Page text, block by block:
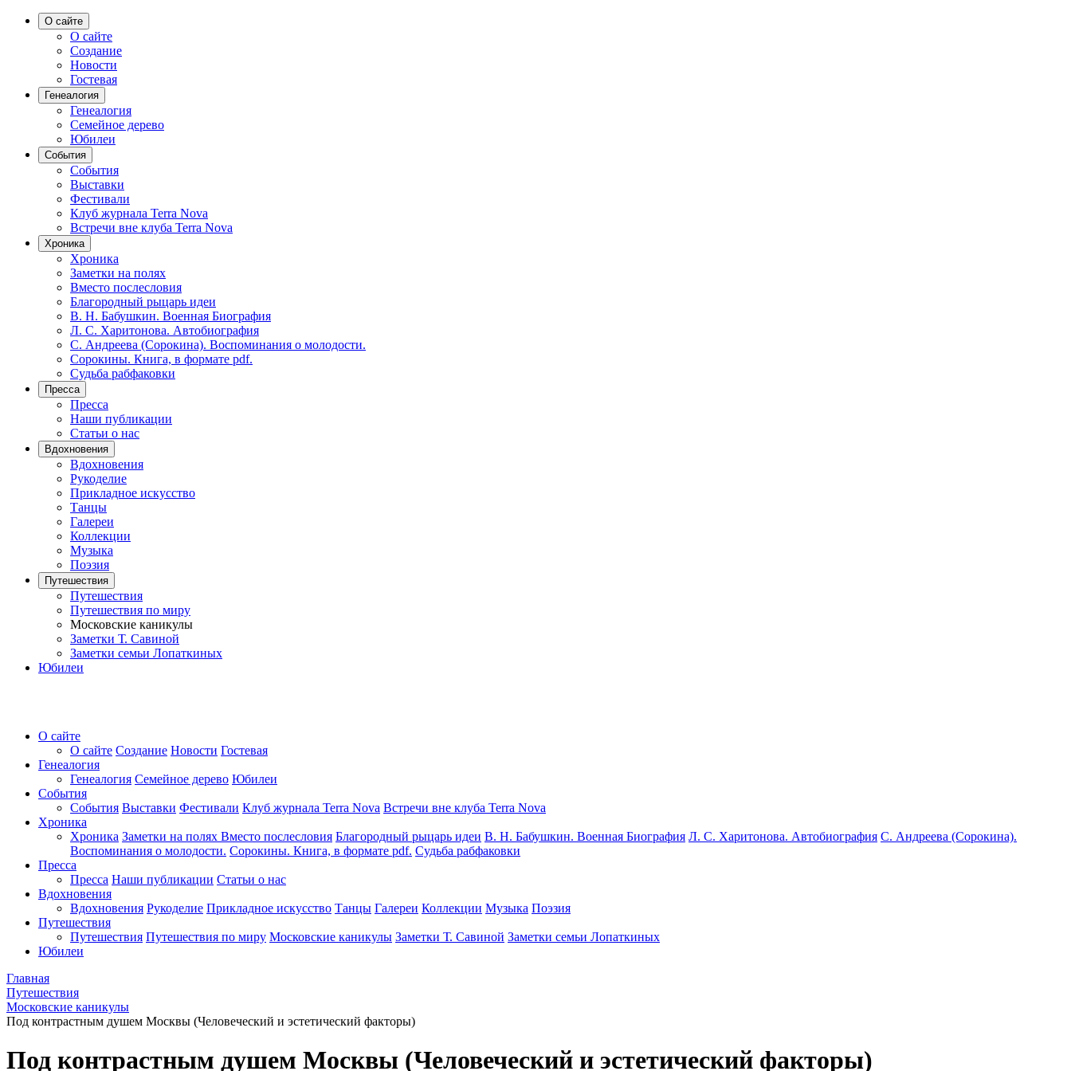
О сайте
О сайте
Создание
Новости
Гостевая
Генеалогия
Генеалогия
Семейное дерево
Юбилеи
События
События
Выставки
Фестивали
Клуб журнала Terra Nova
Встречи вне клуба Terra Nova
Хроника
Хроника
Заметки на полях
Вместо послесловия
Благородный рыцарь идеи
В. Н. Бабушкин. Военная Биография
Л. С. Харитонова. Автобиография
С. Андреева (Сорокина). Воспоминания о молодости.
Сорокины. Книга, в формате pdf.
Судьба рабфаковки
Пресса
Пресса
Наши публикации
Статьи о нас
Вдохновения
Вдохновения
Рукоделие
Прикладное искусство
Танцы
Галереи
Коллекции
Музыка
Поэзия
Путешествия
Путешествия
Путешествия по миру
Московские каникулы
Заметки Т. Савиной
Заметки семьи Лопаткиных
Юбилеи
О сайте
О сайте Создание Новости Гостевая
Генеалогия
Генеалогия Семейное дерево Юбилеи
События
События Выставки Фестивали Клуб журнала Terra Nova Встречи вне клуба Terra Nova
Хроника
Хроника Заметки на полях Вместо послесловия Благородный рыцарь идеи В. Н. Бабушкин. Военная Биография Л. С. Харитонова. Автобиография С. Андреева (Сорокина).
Воспоминания о молодости. Сорокины. Книга, в формате pdf. Судьба рабфаковки
Пресса
Пресса Наши публикации Статьи о нас
Вдохновения
Вдохновения Рукоделие Прикладное искусство Танцы Галереи Коллекции Музыка Поэзия
Путешествия
Путешествия Путешествия по миру Московские каникулы Заметки Т. Савиной Заметки семьи Лопаткиных
Юбилеи
Главная
Путешествия
Московские каникулы
Под контрастным душем Москвы (Человеческий и эстетический факторы)
Под контрастным душем Москвы (Человеческий и эстетический факторы)